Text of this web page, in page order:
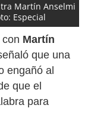
Martín Anselmi
Especial
Martín
que una
engañó al
que el
para